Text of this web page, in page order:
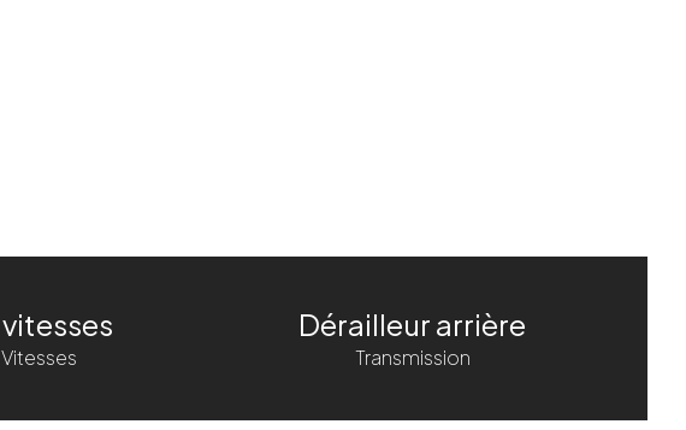
Vitesses
Dérailleur arrière
Transmission